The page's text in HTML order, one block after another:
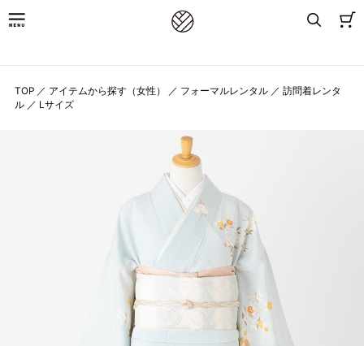
TOP ／ アイテムから探す（女性） ／ フォーマルレンタル ／ 訪問着レンタ
ル ／ Lサイズ